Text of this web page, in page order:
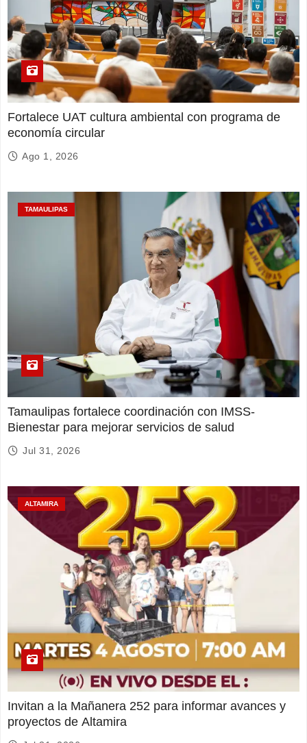
Fortalece UAT cultura ambiental con programa de
economía circular
Ago 1, 2026
TAMAULIPAS
Tamaulipas fortalece coordinación con IMSS-
Bienestar para mejorar servicios de salud
Jul 31, 2026
ALTAMIRA
Invitan a la Mañanera 252 para informar avances y
proyectos de Altamira